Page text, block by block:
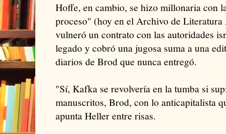
Hoffe, en cambio, se hizo millonaria con
proceso" (hoy en el Archivo de
vulneró un contrato con las autoridades
legado y cobró una jugosa suma a una
diarios de Brod que nunca entregó.
"Sí, Kafka se revolvería en la tumba si
manuscritos, Brod, con lo anticapitalista
apunta Heller entre risas.